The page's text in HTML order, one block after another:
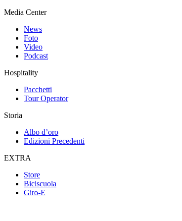
Media Center
News
Foto
Video
Podcast
Hospitality
Pacchetti
Tour Operator
Storia
Albo d’oro
Edizioni Precedenti
EXTRA
Store
Biciscuola
Giro-E